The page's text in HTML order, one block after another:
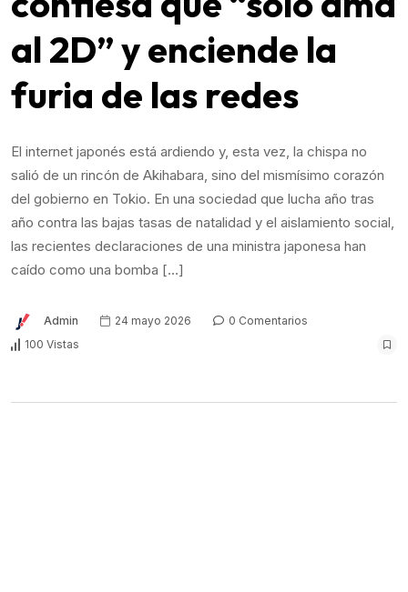
al 2D” y enciende la
furia de las redes
El internet japonés está ardiendo y, esta vez, la chispa no
salió de un rincón de Akihabara, sino del mismísimo corazón
del gobierno en Tokio. En una sociedad que lucha año tras
año contra las bajas tasas de natalidad y el aislamiento social,
las recientes declaraciones de una ministra japonesa han
caído como una bomba […]
Admin 24 mayo 2026
0 Comentarios
100 Vistas